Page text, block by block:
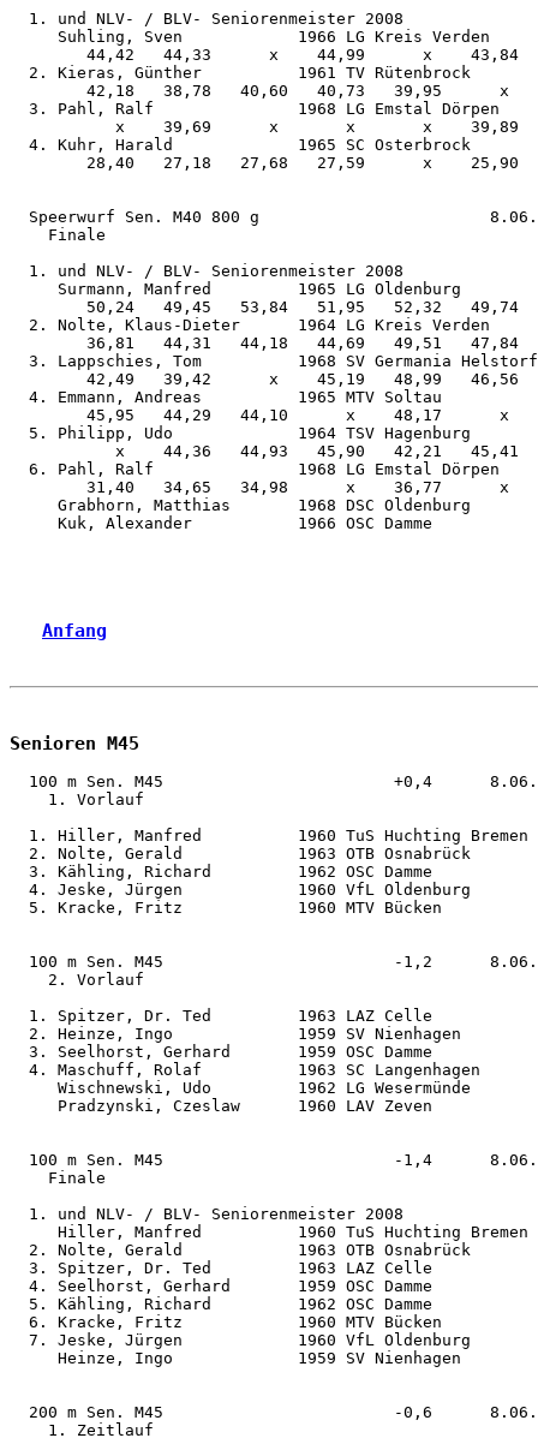
Anfang
Senioren M45
100 m Sen. M45                        +0,4
    1. Vorlauf
1. Hiller, Manfred          1960 TuS Huchting
2. Nolte, Gerald            1963 OTB Osnabrück
3. Kähling, Richard         1962 OSC Damme
4. Jeske, Jürgen            1960 VfL Oldenburg
5. Kracke, Fritz            1960 MTV Bücken
100 m Sen. M45                        -1,2
    2. Vorlauf
1. Spitzer, Dr. Ted         1963 LAZ Celle
2. Heinze, Ingo             1959 SV Nienhagen
3. Seelhorst, Gerhard       1959 OSC Damme
4. Maschuff, Rolaf          1963 SC Langenhagen
Wischnewski, Udo         1962 LG Wesermünde
Pradzynski, Czeslaw      1960 LAV Zeven
100 m Sen. M45                        -1,4
    Finale
  1. und NLV- / BLV- Seniorenmeister 2008
Hiller, Manfred          1960 TuS Huchting
2. Nolte, Gerald            1963 OTB Osnabrück
3. Spitzer, Dr. Ted         1963 LAZ Celle
4. Seelhorst, Gerhard       1959 OSC Damme
5. Kähling, Richard         1962 OSC Damme
6. Kracke, Fritz            1960 MTV Bücken
7. Jeske, Jürgen            1960 VfL Oldenburg
Heinze, Ingo             1959 SV Nienhagen
200 m Sen. M45                        -0,6
    1. Zeitlauf